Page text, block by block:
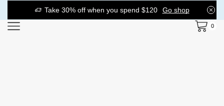
Take 30% off when you spend $120 Go shop
0